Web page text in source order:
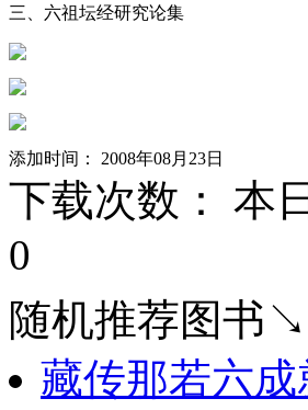
三、六祖坛经研究论集
添加时间： 2008年08月23日
下载次数： 本
0
随机推荐图书↘
藏传那若六成